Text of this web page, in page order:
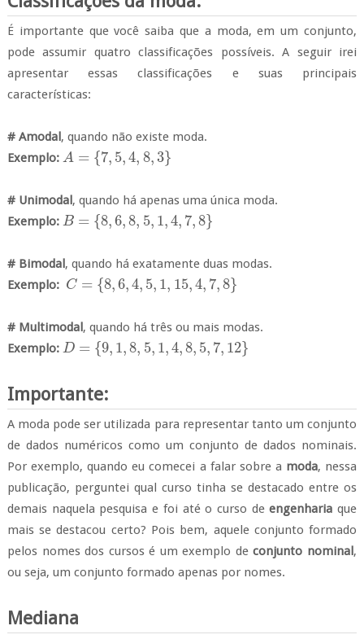
É importante que você saiba que a moda, em um conjunto,
pode assumir quatro classificações possíveis. A seguir irei
apresentar essas classificações e suas principais
características:
# Amodal, quando não existe moda.
Exemplo: A = {7, 5, 4, 8, 3}
A= {7, 5, 4,8,3 }
# Unimodal, quando há apenas uma única moda.
Exemplo: B = {8,6, 8, 5, 1,4, 7,8}
B= {8, 6,8, 5,1 ,4, 7,8 }
# Bimodal, quando há exatamente duas modas.
Exemplo: C = {8,6,4, 5, 1, 15,4, 7,8}
C= {8, 6,4,5,1 ,15,4 7,8}
# Multimodal, quando há três ou mais modas.
Exemplo: D = {9, 1, 8, 5, 1,4,8, 5, 7, 12}
D= {9, 1,8,5,1 ,4, 8,5 ,7, 12 }
Importante:
A moda pode ser utilizada para representar tanto um conjunto
de dados numéricos como um conjunto de dados nominais.
Por exemplo, quando eu comecei a falar sobre a moda, nessa
publicação, perguntei qual curso tinha se destacado entre os
demais naquela pesquisa e foi até o curso deengenharia que
mais se destacou certo? Pois bem, aquele conjunto formado
pelos nomes dos cursos é um exemplo deconjunto nominal,
ou seja, um conjunto formado apenas por nomes.
Mediana